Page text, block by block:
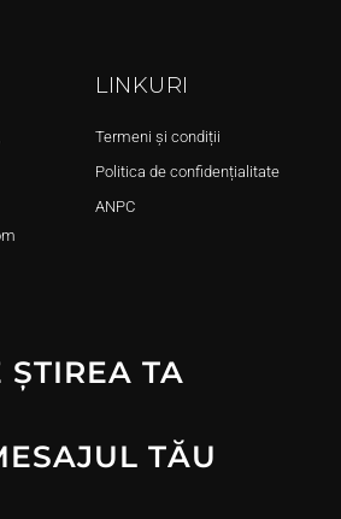
LINKURI
Termeni și condiții
Politica de confidențialitate
ANPC
ȘTIREA TA
TĂU